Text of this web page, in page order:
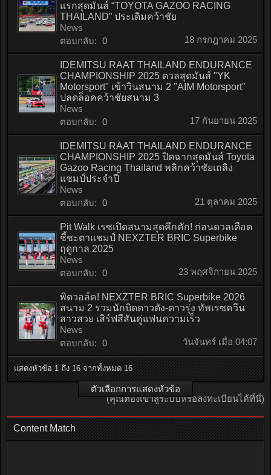
แรกสุดมันส์ “TOYOTA GAZOO RACING
THAILAND” ประเดิมคว้าชัย
News
ตอบกลับ: 0 18 กรกฎาคม 2025
IDEMITSU RAAT THAILAND ENDURANCE
CHAMPIONSHIP 2025 ดวลสุดมันส์ "YK
Motorsport" เข้าวินสนาม 2 "AIM Motorsport"
ปลดล็อคคว้าชัยสนาม 3
News
ตอบกลับ: 0 17 กันยายน 2025
IDEMITSU RAAT THAILAND ENDURANCE
CHAMPIONSHIP 2025 ปิดฉากสุดมันส์ Toyota
Gazoo Racing Thailand พลิกคว้าชัยเถลิง
แชมป์ประจำปี
News
ตอบกลับ: 0 21 ตุลาคม 2025
Pit Walk เรซเปิดสนามสุดคึกคัก! ก่อนดวลเดือด
ชี้ชะตาแชมป์ NEXZTER BRIC Superbike
ฤดูกาล 2025
News
ตอบกลับ: 0 23 พฤศจิกายน 2025
พิตวอล์ค! NEXZTER BRIC Superbike 2026
สนาม 2 รวมนักบิดดาวดัง-ดาวรุ่ง ทัพเรซควีน
สาวสวย เสิร์ฟสีสันคู่แฟนความเร็ว
News
ตอบกลับ: 0 วันจันทร์ เมื่อ 04:07
แสดงหัวข้อ 1 ถึง 16 จากทั้งหมด 16
ตัวเลือกการแสดงหัวข้อ
(คุณต้องเข้าสู่ระบบหรือลงทะเบียนได้ที่นี่)
Content Match